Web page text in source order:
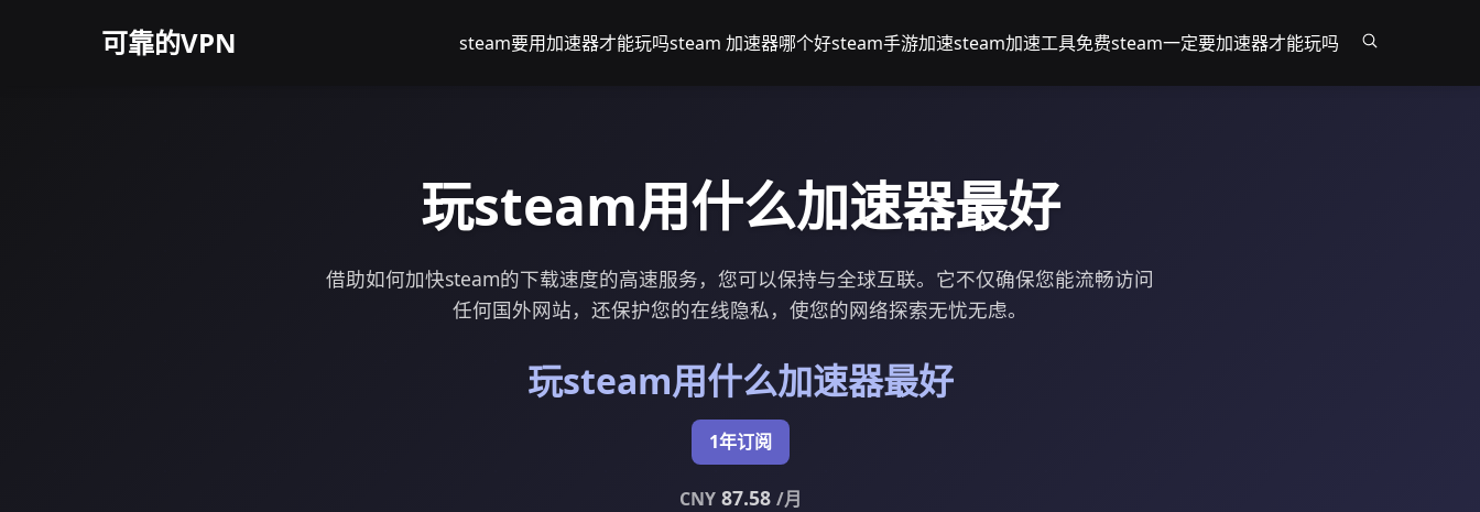
可靠的VPN steam要用加速器才能玩吗steam 加速器哪个好steam手游加速steam加速工具免费steam一定要加速器才能玩吗
玩steam用什么加速器最好
借助如何加快steam的下载速度的高速服务，您可以保持与全球互联。它不仅确保您能流畅访问
任何国外网站，还保护您的在线隐私，使您的网络探索无忧无虑。
玩steam用什么加速器最好
1年订阅
CNY87.58 /月